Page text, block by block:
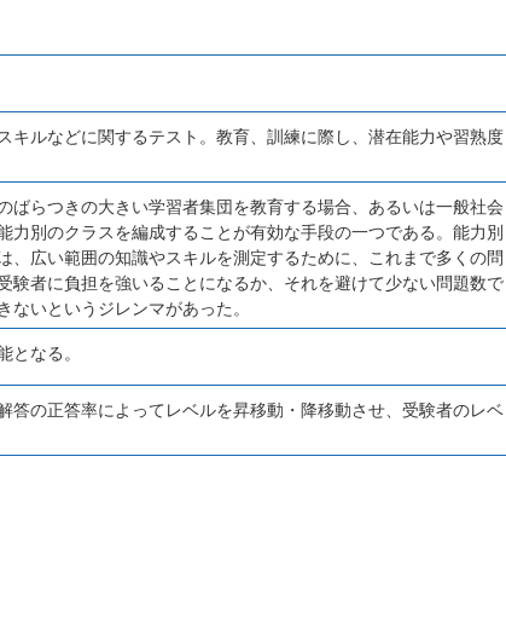
キルなどに関するテスト。教育、訓練に際し、潜在能力や習熟度
らつきの大きい学習者集団を教育する場合、あるいは一般社会
別のクラスを編成することが有効な手段の一つである。能力別
広い範囲の知識やスキルを測定するために、これまで多くの問
験者に負担を強いることになるか、それを避けて少ない問題数で
いというジレンマがあった。
となる。
答の正答率によってレベルを昇移動・降移動させ、受験者のレベ